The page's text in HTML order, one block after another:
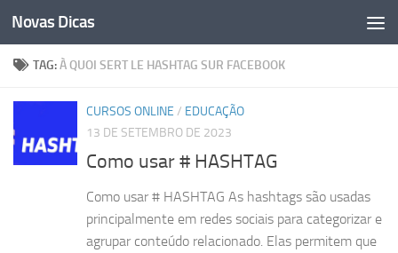
Skip to content
Novas Dicas
TAG:À QUOI SERT LE HASHTAG SUR FACEBOOK
CURSOS ONLINE / EDUCAÇÃO
13 DE SETEMBRO DE 2023
Como usar # HASHTAG
Como usar # HASHTAG As hashtags são usadas
principalmente em redes sociais para categorizar e
agrupar conteúdo relacionado. Elas permitem que